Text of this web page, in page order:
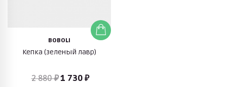
BOBOLI
Кепка (зеленый лавр)
2 880 ₽1 730 ₽